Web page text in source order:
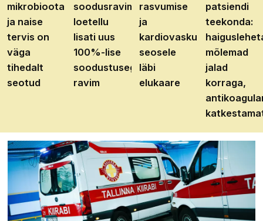
mikrobioota
ja naise
tervis on
väga
tihedalt
seotud
soodusravimite
loetellu
lisati uus
100%-lise
soodustusega
ravim
rasvumise
ja
kardiovaskulaarhaiguste
seosele
läbi
elukaare
patsiendi
teekonda:
mõlemad
jalad
korraga,